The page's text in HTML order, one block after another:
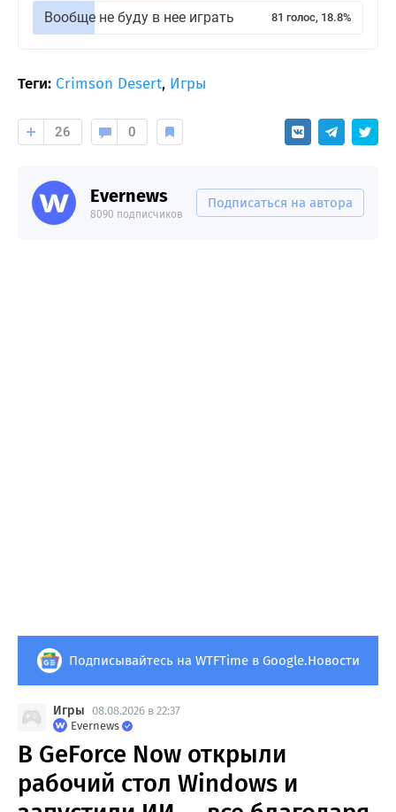
Вообще не буду в нее играть 81 голос, 18.8%
Теги: Crimson Desert, Игры
26 0
Evernews
8090 подписчиков
Подписаться на автора
Подписывайтесь на WTFTime в Google.Новости
Игры 08.08.2026 в 22:37
Evernews
В GeForce Now открыли
рабочий стол Windows и